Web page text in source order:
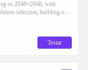
up to 2048×2048, with
selection, building on
Testar